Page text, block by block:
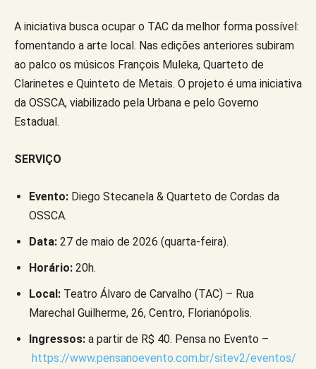
A iniciativa busca ocupar o TAC da melhor forma possível:
fomentando a arte local. Nas edições anteriores subiram
ao palco os músicos François Muleka, Quarteto de
Clarinetes e Quinteto de Metais. O projeto é uma iniciativa
da OSSCA, viabilizado pela Urbana e pelo Governo
Estadual.
SERVIÇO
Evento: Diego Stecanela & Quarteto de Cordas da
OSSCA.
Data: 27 de maio de 2026 (quarta-feira).
Horário: 20h.
Local: Teatro Álvaro de Carvalho (TAC) – Rua
Marechal Guilherme, 26, Centro, Florianópolis.
Ingressos: a partir de R$ 40. Pensa no Evento –
https://www.pensanoevento.com.br/sitev2/eventos/